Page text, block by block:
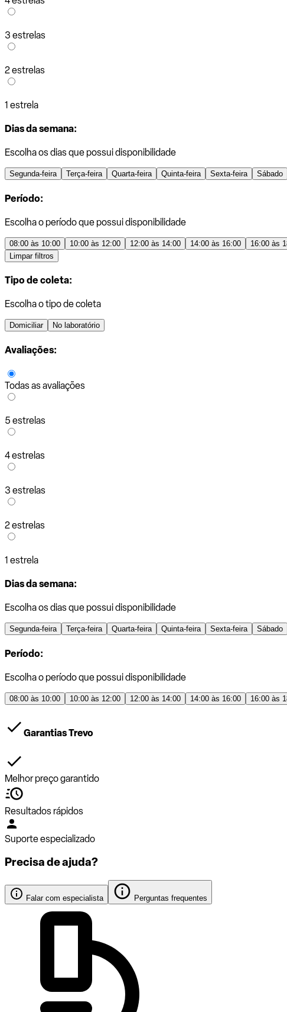
3 estrelas
2 estrelas
1 estrela
Dias da semana:
Escolha os dias que possui disponibilidade
Segunda-feira Terça-feira Quarta-feira Quinta-feira Sexta-feira Sábado
Período:
Escolha o período que possui disponibilidade
08:00 às 10:00 10:00 às 12:00 12:00 às 14:00 14:00 às 16:00 16:00 às
Limpar filtros
Tipo de coleta:
Escolha o tipo de coleta
Domiciliar No laboratório
Avaliações:
Todas as avaliações
5 estrelas
4 estrelas
3 estrelas
2 estrelas
1 estrela
Dias da semana:
Escolha os dias que possui disponibilidade
Segunda-feira Terça-feira Quarta-feira Quinta-feira Sexta-feira Sábado
Período:
Escolha o período que possui disponibilidade
08:00 às 10:00 10:00 às 12:00 12:00 às 14:00 14:00 às 16:00 16:00 às
Garantias Trevo
Melhor preço garantido
Resultados rápidos
Suporte especializado
Precisa de ajuda?
Falar com especialista Perguntas frequentes